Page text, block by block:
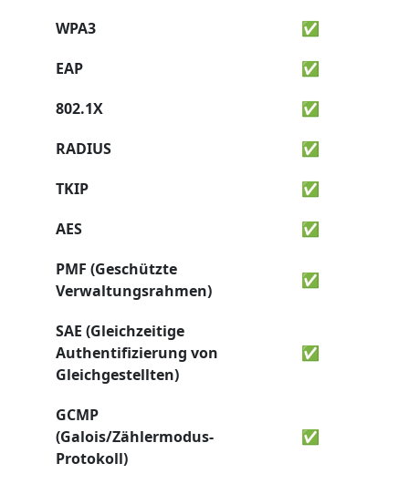
WPA3
✅
EAP
✅
802.1X
✅
RADIUS
✅
TKIP
✅
AES
✅
PMF (Geschützte
Verwaltungsrahmen)
✅
SAE (Gleichzeitige
Authentifizierung von
Gleichgestellten)
✅
GCMP
(Galois/Zählermodus-
Protokoll)
✅